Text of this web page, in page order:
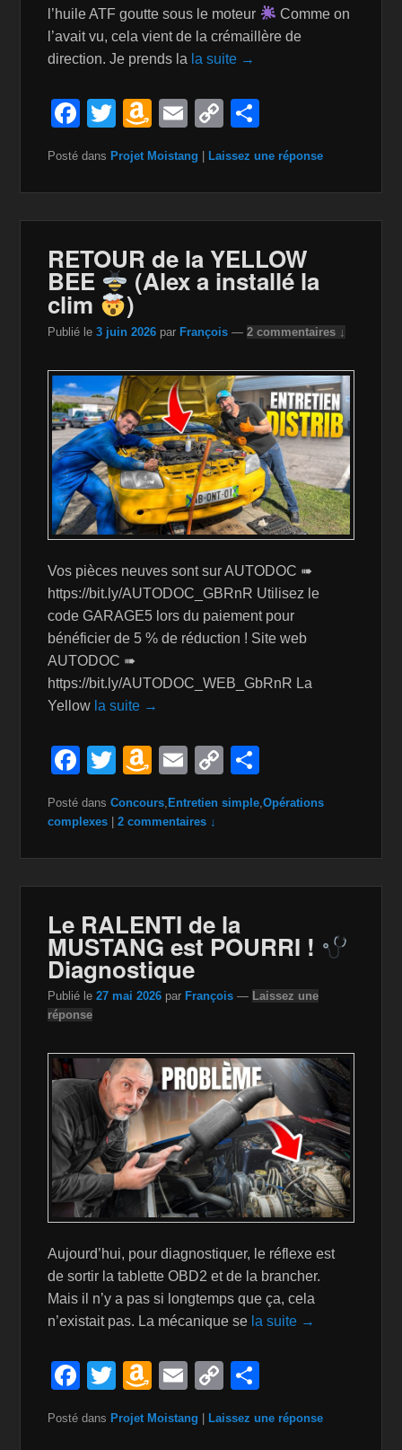
l’huile ATF goutte sous le moteur
Comme on
l’avait vu, cela vient de la crémaillère de
direction. Je prends la la suite →
F
c
e
b
o
o
k
T
tt
er
A
a
z
o
n
W
h
Li
st
E
ail
C
p
y
Li
n
k
ta
g
er
Posté dans Projet Moistang | Laissez une réponse
RETOUR de la YELLOW
BEE (Alex a installé la
clim )
Publié le3 juin 2026 par François —2 commentaires ↓
Vos pièces neuves sont sur AUTODOC ➠
https://bit.ly/AUTODOC_GBRnR Utilisez le
code GARAGE5 lors du paiement pour
bénéficier de 5 % de réduction ! Site web
AUTODOC ➠
https://bit.ly/AUTODOC_WEB_GbRnR La
Yellow la suite →
F
c
o
k
T
tt
A
a
W
is
h
st
E
ail
C
p
k
ar
ta
Posté dans Concours Entretien simple ,Opérations
complexes |2 commentaires ↓
Le RALENTI de la
MUSTANG est POURRI !
Diagnostique
Publié le27 mai 2026 par François — Laissez une
réponse
Aujourd’hui, pour diagnostiquer, le réflexe est
de sortir la tablette OBD2 et de la brancher.
Mais il n’y a pas si longtemps que ça, cela
n’existait pas. La mécanique se la suite →
F
c
T
tt
A
a
E
ail
C
p
ta
Posté dans Projet Moistang Laissez une réponse